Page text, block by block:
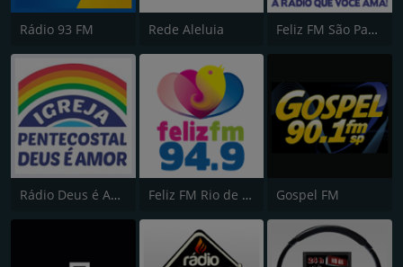
Rádio 93 FM Rede Aleluia Feliz FM São Paulo
Rádio Deus é Amor Feliz FM Rio de Janeiro Gospel FM